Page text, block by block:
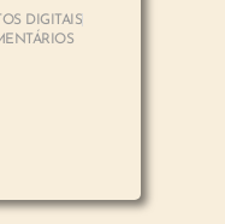
DIGITAIS